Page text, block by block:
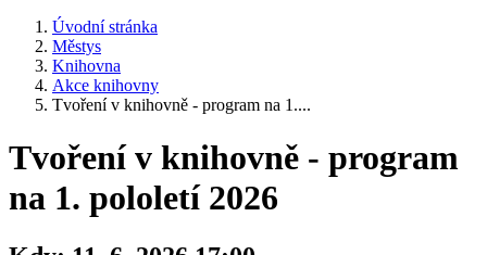
Úvodní stránka
Městys
Knihovna
Akce knihovny
Tvoření v knihovně - program na 1....
Tvoření v knihovně - program
na 1. pololetí 2026